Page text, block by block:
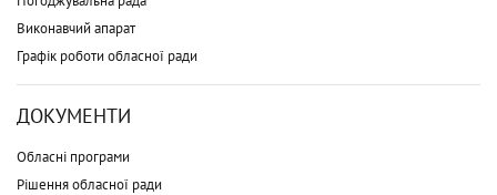
Виконавчий апарат
Графік роботи обласної ради
ДОКУМЕНТИ
Обласні програми
Рішення обласної ради